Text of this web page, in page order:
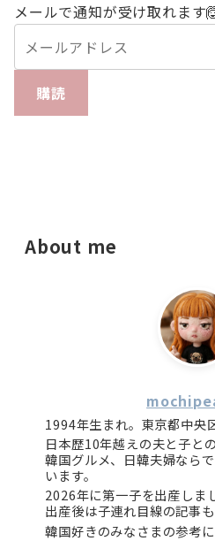
メールで通知が受け取れます
購読
About me
1994年生まれ。東京都中央
日本歴10年越えの夫と子と
韓国グルメ、日韓夫婦なら
います。
2026年に第一子を出産しま
出産後は子連れ目線の記事も
韓国好きのみなさまの参考に